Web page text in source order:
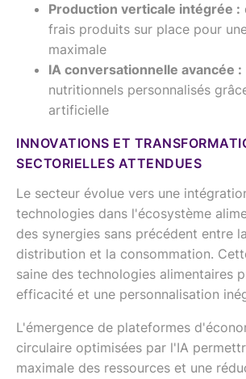
Production verticale intégrée :
frais produits sur place pour
maximale
IA conversationnelle avancée :
nutritionnels personnalisés
artificielle
INNOVATIONS ET
SECTORIELLES ATTENDUES
Le secteur évolue vers une
technologies dans l'écosystème
des synergies sans précédent entre
distribution et la consommation.
saine des technologies alimentaires
efficacité et une personnalisation
L'émergence de plateformes
circulaire optimisées par l'IA
maximale des ressources et une